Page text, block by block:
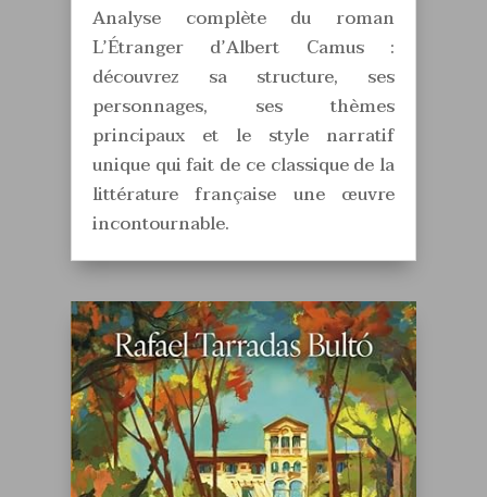
Analyse complète du roman
L’Étranger d’Albert Camus :
découvrez sa structure, ses
personnages, ses thèmes
principaux et le style narratif
unique qui fait de ce classique de la
littérature française une œuvre
incontournable.